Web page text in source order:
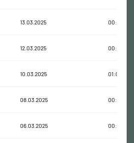
13.03.2025 00:37:22
12.03.2025 00:29:09
10.03.2025 01:02:19
08.03.2025 00:06:53
06.03.2025 00:45:41